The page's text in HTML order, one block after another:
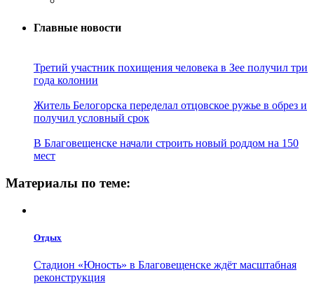
Главные новости
Третий участник похищения человека в Зее получил три
года колонии
Житель Белогорска переделал отцовское ружье в обрез и
получил условный срок
В Благовещенске начали строить новый роддом на 150
мест
Материалы по теме:
Отдых
Стадион «Юность» в Благовещенске ждёт масштабная
реконструкция